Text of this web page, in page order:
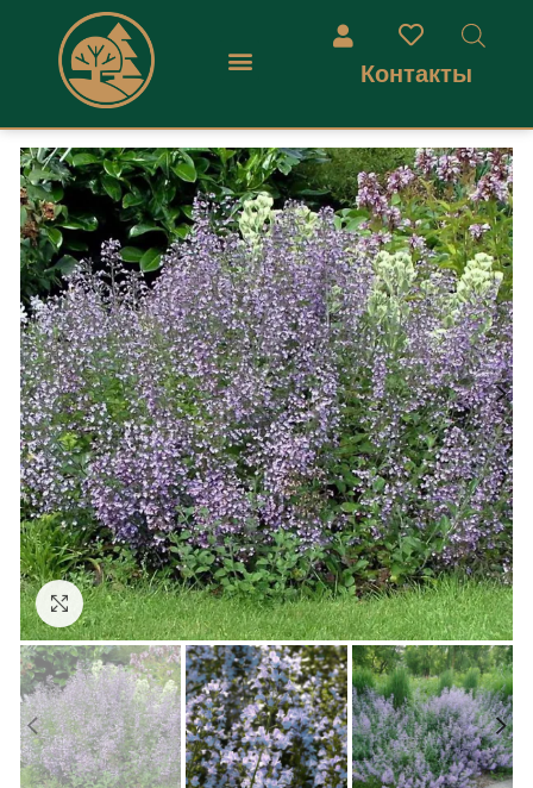
Контакты
Увеличить